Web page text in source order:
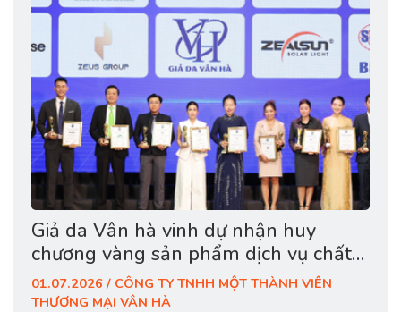
Giả da Vân hà vinh dự nhận huy
chương vàng sản phẩm dịch vụ chất
lượng châu á 2026
01.07.2026 / CÔNG TY TNHH MỘT THÀNH VIÊN
THƯƠNG MẠI VÂN HÀ